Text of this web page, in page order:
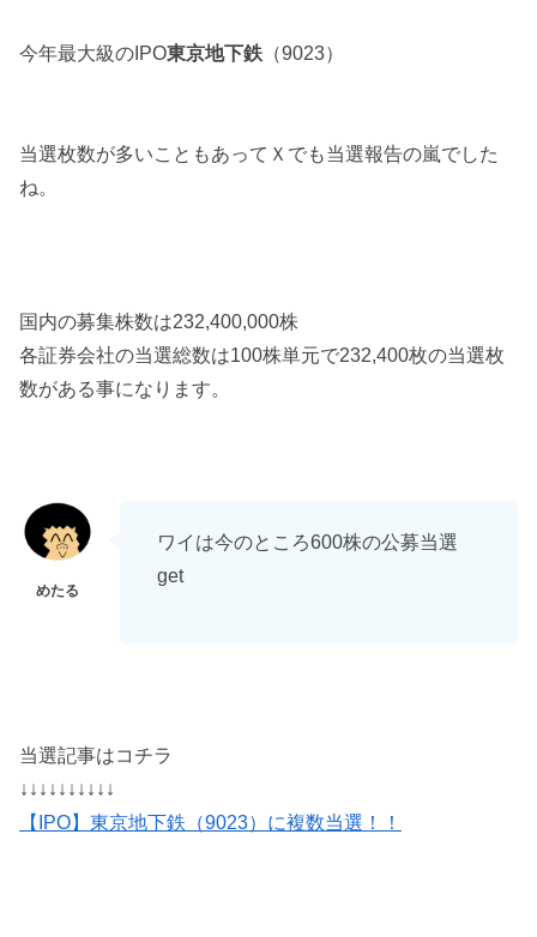
今年最大級のIPO東京地下鉄 （9023）
当選枚数が多いこともあってＸでも当選報告の嵐でした
ね。
国内の募集株数は232,400,000株
各証券会社の当選総数は100株単元で232,400枚の当選枚
数がある事になります。
ワイは今のところ600株の公募当選
get
当選記事はコチラ
↓↓↓↓↓↓↓↓↓↓
【IPO】東京地下鉄（9023）に複数当選！！